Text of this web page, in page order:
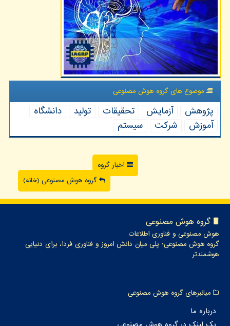
موضوع های گروه هوش مصنوعی
پژوهش آزمایش تحقیقات تولید
دانشگاه
آموزش
شركت سیستم
اخبار گروه
گروه هوش مصنوعی (خانه)
گروه هوش مصنوعی
هوش مصنوعی و فناوری اطلاعات
گروه هوش مصنوعی؛ پلی میان دانش امروز و فناوری فردا، برای دنیایی
هوشمندتر
میانبرهای گروه هوش مصنوعی
درباره ما